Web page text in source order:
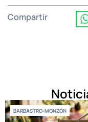
Compartir
BARBASTRO-MONZÓN